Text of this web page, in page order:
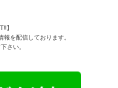
】
を配信しております。
さい。